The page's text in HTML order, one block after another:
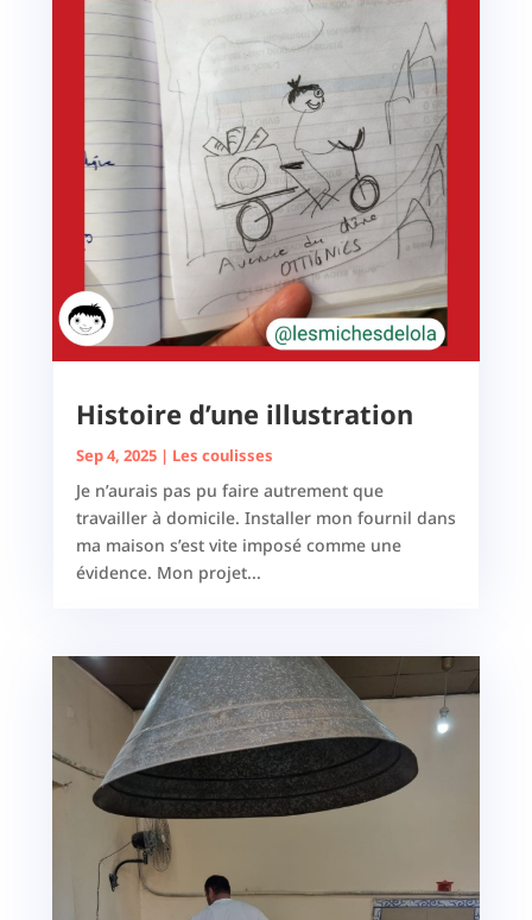
Histoire d’une illustration
Sep 4, 2025| Les coulisses
Je n’aurais pas pu faire autrement que
travailler à domicile. Installer mon fournil dans
ma maison s’est vite imposé comme une
évidence. Mon projet...